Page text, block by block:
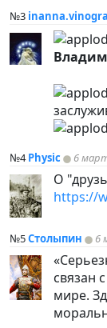
№3
№4Physic 6
О
https://
№5Столыпин 6
связан
мире.